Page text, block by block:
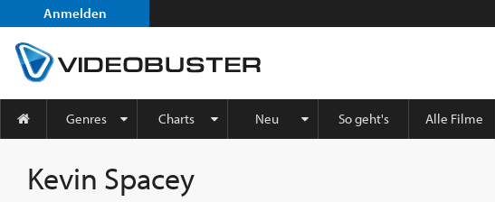
Anmelden
Genres Charts Neu So geht's Alle Filme
Kevin Spacey